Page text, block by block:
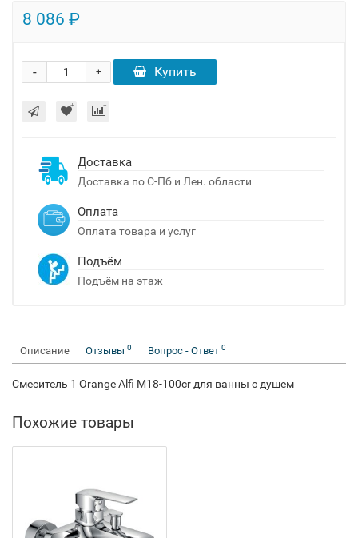
8 086 ₽
+
- Купить
Доставка
Доставка по С-Пб и Лен. области
Оплата
Оплата товара и услуг
Подъём
Подъём на этаж
Описание Отзывы 0 Вопрос - Ответ 0
Смеситель 1 Orange Alfi M18-100cr для ванны с душем
Похожие товары